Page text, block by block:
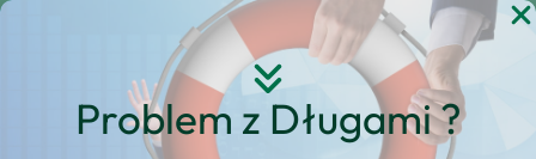
Problem z Długami ?
Przejdź